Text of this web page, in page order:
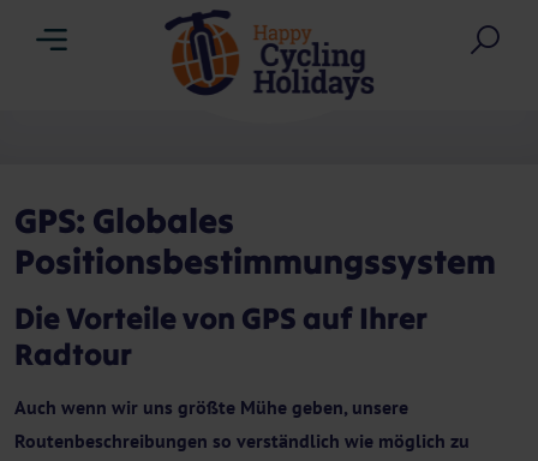
GPS: Globales
Positionsbestimmungssystem
Die Vorteile von GPS auf Ihrer
Radtour
Auch wenn wir uns größte Mühe geben, unsere
Routenbeschreibungen so verständlich wie möglich zu